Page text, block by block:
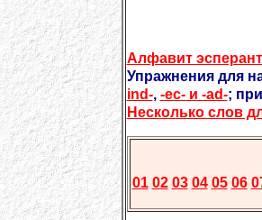
Алфавит
Упражнения для
ind-, -ec- и -ad-;
Несколько слов
01 02 03 04 05 06